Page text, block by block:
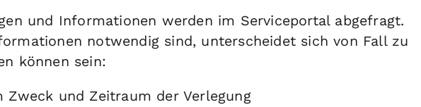
und Informationen werden im Serviceportal abgefragt.
notwendig sind, unterscheidet sich von Fall zu
können sein:
Zweck und Zeitraum der Verlegung